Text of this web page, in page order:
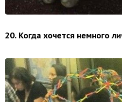
20. Когда хочется немного